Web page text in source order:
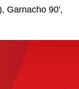
Garnacho 90',